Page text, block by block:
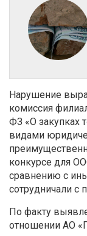
Нарушение
комиссия
ФЗ «О закупках
видами
конкурсе для
сравнению с
сотрудничали с
По факту
отношении АО